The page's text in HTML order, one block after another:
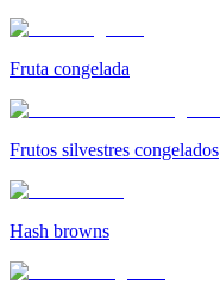
Fruta congelada
Frutos silvestres congelados
Hash browns